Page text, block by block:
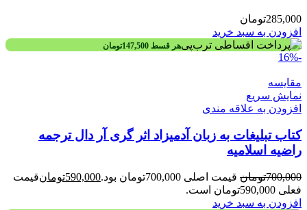
285,000تومان
افزودن به سبد خرید
هر قسط 147,500تومان
-16%
مقايسه
نمایش سریع
افزودن به علاقه مندی
کتاب تبلیغات به زبان آدمیزاد اثر گری آر دال ترجمه
راضیه اسلامیه
700,000تومان قیمت اصلی 700,000تومان بود. 590,000تومانقیمت
فعلی 590,000تومان است.
افزودن به سبد خرید